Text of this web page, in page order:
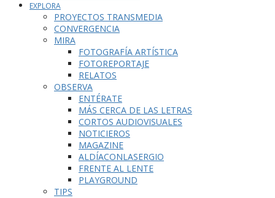
EXPLORA
PROYECTOS TRANSMEDIA
CONVERGENCIA
MIRA
FOTOGRAFÍA ARTÍSTICA
FOTOREPORTAJE
RELATOS
OBSERVA
ENTÉRATE
MÁS CERCA DE LAS LETRAS
CORTOS AUDIOVISUALES
NOTICIEROS
MAGAZINE
ALDÍACONLASERGIO
FRENTE AL LENTE
PLAYGROUND
TIPS